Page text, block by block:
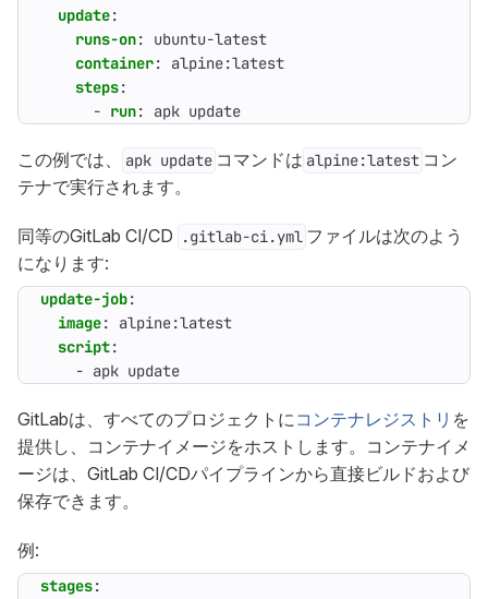
update:
runs-on:
ubuntu-latest
container:
alpine:latest
steps:
- run: apk update
この例では、 apk update コマンドは alpine:latest コン
テナで実行されます。
同等のGitLab CI/CD .gitlab-ci.yml ファイルは次のよう
になります:
update-job:
image:
alpine:latest
script:
- apk update
GitLabは、すべてのプロジェクトにコンテナレジストリ を
提供し、コンテナイメージをホストします。コンテナイメ
ージは、GitLab CI/CDパイプラインから直接ビルドおよび
保存できます。
例:
stages: